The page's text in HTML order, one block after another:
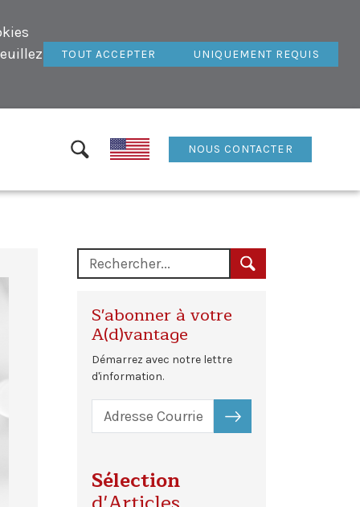
TOUT ACCEPTER UNIQUEMENT REQUIS
NOUS CONTACTER
S'abonner à votre
A(d)vantage
Démarrez avec notre lettre
d'information.
S'ABONNER
Sélection